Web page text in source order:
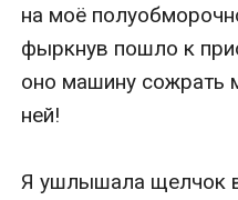
на моё
фыркнув пошло к
оно машину сожрать
ней!
Я ушлышала щелчок